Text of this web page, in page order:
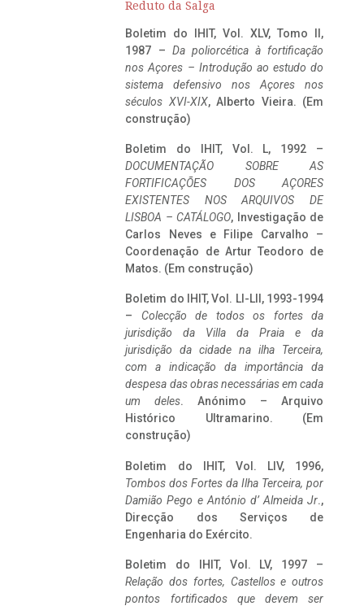
Reduto da Salga
Boletim do IHIT, Vol. XLV, Tomo II,
1987 – Da poliorcética à fortificação
nos Açores – Introdução ao estudo do
sistema defensivo nos Açores nos
séculos XVI-XIX, Alberto Vieira. (Em
construção)
Boletim do IHIT, Vol. L, 1992 –
DOCUMENTAÇÃO SOBRE AS
FORTIFICAÇÕES DOS AÇORES
EXISTENTES NOS ARQUIVOS DE
LISBOA – CATÁLOGO, Investigação de
Carlos Neves e Filipe Carvalho –
Coordenação de Artur Teodoro de
Matos. (Em construção)
Boletim do IHIT, Vol. LI-LII, 1993-1994
– Colecção de todos os fortes da
jurisdição da Villa da Praia e da
jurisdição da cidade na ilha Terceira,
com a indicação da importância da
despesa das obras necessárias em cada
um deles. Anónimo – Arquivo
Histórico Ultramarino. (Em
construção)
Boletim do IHIT, Vol. LIV, 1996,
Tombos dos Fortes da Ilha Terceira, por
Damião Pego e António d’ Almeida Jr.,
Direcção dos Serviços de
Engenharia do Exército.
Boletim do IHIT, Vol. LV, 1997 –
Relação dos fortes, Castellos e outros
pontos fortificados que devem ser